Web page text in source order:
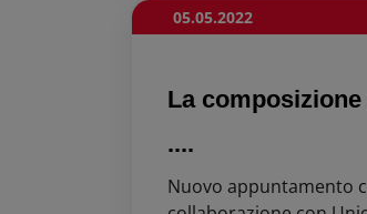
05.05.2022
La
....
Nuovo appuntamento